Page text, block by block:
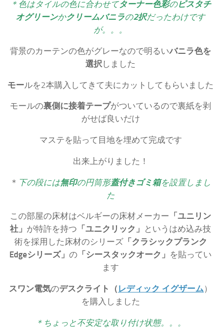
＊色はタイルの色に合わせてターナー色彩のピスタチ
オグリーンかクリームバニラの2択だったわけです
が。。。
背景のカーテンの色がグレーなので明るいバニラ色を
選択 しました
モールを2本購入してきて夫にカットしてもらいました
モールの裏側に接着テープがついているので裏紙を剥
がせば良いだけ
マステを貼って目地を埋めて完成です
出来上がりました！
＊ 下の段には無印の円筒形蓋付きゴミ箱を設置しまし
た
この部屋の床材はベルギーの床材メーカー 「ユニリン
社」 が特許を持つ 「ユニクリック」 というはめ込み技
術を採用した床材のシリーズ「クラシックプランク
Edgeシリーズ」 の 「シースタックオーク」 を貼ってい
ます
スワン電気のデスクライト（ レディック イグザーム ）
を購入しました
＊ちょっと不安定な取り付け状態。。。